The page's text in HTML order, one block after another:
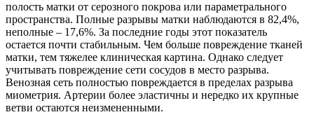
полость матки от серозного покрова или параметрального
пространства. Полные разрывы матки наблюдаются в 82,4%,
неполные – 17,6%. За последние годы этот показатель
остается почти стабильным. Чем больше повреждение тканей
матки, тем тяжелее клиническая картина. Однако следует
учитывать повреждение сети сосудов в место разрыва.
Венозная сеть полностью повреждается в пределах разрыва
миометрия. Артерии более эластичны и нередко их крупные
ветви остаются неизмененными.